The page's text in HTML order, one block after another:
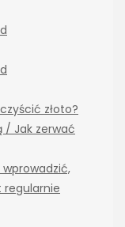
złoto?
/ Jak zerwać
wprowadzić,
regularnie